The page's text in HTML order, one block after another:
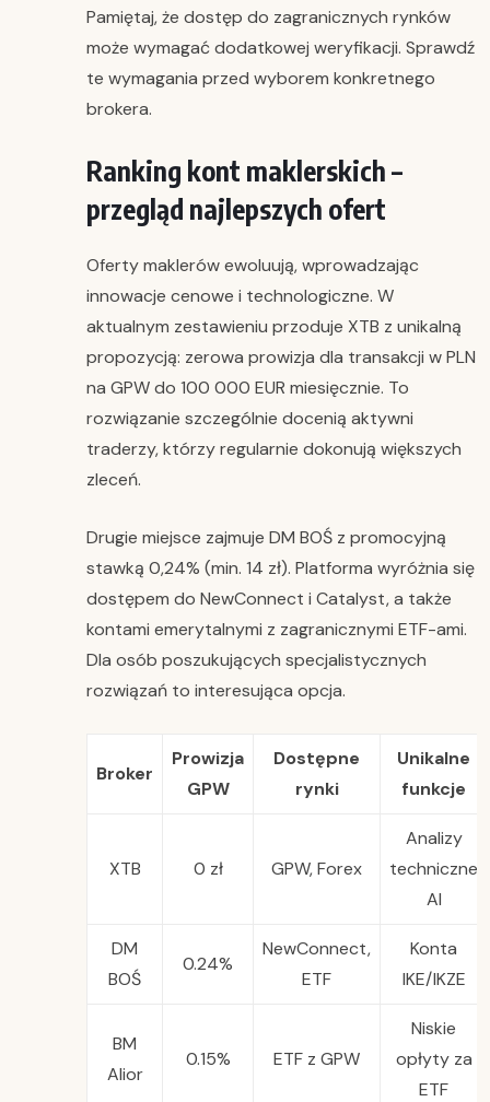
Pamiętaj, że dostęp do zagranicznych rynków
może wymagać dodatkowej weryfikacji. Sprawdź
te wymagania przed wyborem konkretnego
brokera.
Ranking kont maklerskich –
przegląd najlepszych ofert
Oferty maklerów ewoluują, wprowadzając
innowacje cenowe i technologiczne. W
aktualnym zestawieniu przoduje XTB z unikalną
propozycją: zerowa prowizja dla transakcji w PLN
na GPW do 100 000 EUR miesięcznie. To
rozwiązanie szczególnie docenią aktywni
traderzy, którzy regularnie dokonują większych
zleceń.
Drugie miejsce zajmuje DM BOŚ z promocyjną
stawką 0,24% (min. 14 zł). Platforma wyróżnia się
dostępem do NewConnect i Catalyst, a także
kontami emerytalnymi z zagranicznymi ETF-ami.
Dla osób poszukujących specjalistycznych
rozwiązań to interesująca opcja.
Broker
Prowizja
GPW
Dostępne
rynki
Unikalne
funkcje
XTB 0 zł GPW, Forex
Analizy
techniczne
AI
DM
BOŚ
0.24%
NewConnect,
ETF
Konta
IKE/IKZE
BM
Alior
0.15% ETF z GPW
Niskie
opłyty za
ETF